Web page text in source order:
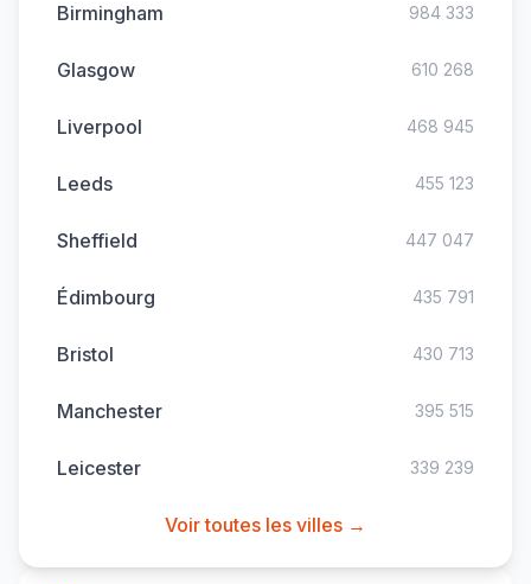
Birmingham 984 333
Glasgow 610 268
Liverpool 468 945
Leeds 455 123
Sheffield 447 047
Édimbourg 435 791
Bristol 430 713
Manchester 395 515
Leicester 339 239
Voir toutes les villes →